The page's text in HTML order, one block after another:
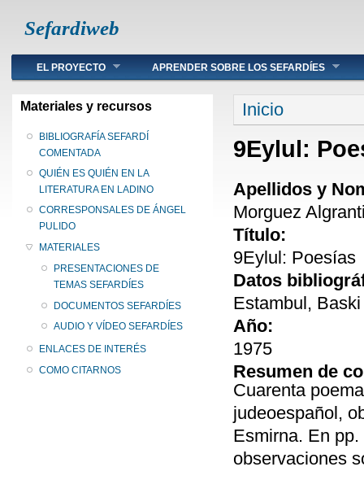
Sefardiweb
Main menu
EL PROYECTO APRENDER SOBRE LOS SEFARDÍES
Materiales y recursos
BIBLIOGRAFÍA SEFARDÍ
COMENTADA
QUIÉN ES QUIÉN EN LA
LITERATURA EN LADINO
CORRESPONSALES DE ÁNGEL
PULIDO
MATERIALES
PRESENTACIONES DE
TEMAS SEFARDÍES
DOCUMENTOS SEFARDÍES
AUDIO Y VÍDEO SEFARDÍES
ENLACES DE INTERÉS
COMO CITARNOS
Se encuentra
Inicio
9Eylul:
Apellidos y
Morguez
Título:
9Eylul: Poesías
Datos
Estambul,
Año:
1975
Resumen de
Cuarenta
judeoespañol,
Esmirna. En
observaciones